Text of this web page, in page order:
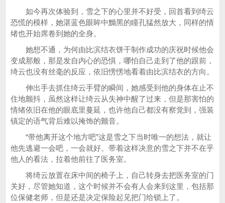
如今再次体验到，雪之下的心里并不好受，回首看到绮云
恐慌的模样，她湛蓝色眼眸中黝黑的瞳孔猛然放大，同样的情
绪也开始席卷到她的全身。
她想不通，为何由比滨结衣饼干制作成功的庆祝时候他会
变成那般，那是发自内心的恐惧，哪怕自己走到了他的跟前，
绮云也没有丝毫的反应，依旧愣愣地看着由比滨结衣的方向。
伸出手去抓住绮云手臂的瞬间，她感受到他的身体在止不
住地颤抖，虽然这样让绮云从失神中醒了过来，但是那害怕的
情绪依旧在他的眼底里蔓延，也许他自己都没有察觉到，强装
镇定的语气背后难以掩饰的颤音。
“带他离开这个地方吧”这是雪之下当时唯一的想法，就让
他先逃避一会吧，一会就好。带着这样决意的雪之下并不在乎
他人的看法，拉着他前往了医务室。
将绮云放置在床中间的椅子上，自己转身去把医务室的门
关好，尽管她知道，这个时候并不会有人会来到这里，包括那
位保健老师，但是还是决定保险起见把门给锁上了。